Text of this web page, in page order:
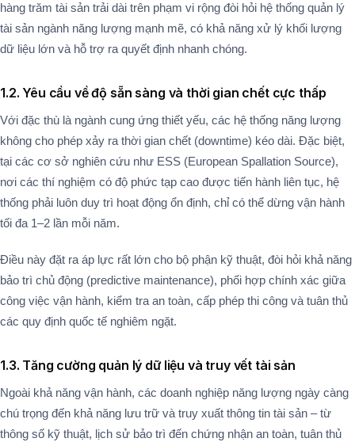
hàng trăm tài sản trải dài trên phạm vi rộng đòi hỏi hệ thống quản lý
tài sản ngành năng lượng mạnh mẽ, có khả năng xử lý khối lượng
dữ liệu lớn và hỗ trợ ra quyết định nhanh chóng.
1.2. Yêu cầu về độ sẵn sàng và thời gian chết cực thấp
Với đặc thù là ngành cung ứng thiết yếu, các hệ thống năng lượng
không cho phép xảy ra thời gian chết (downtime) kéo dài. Đặc biệt,
tại các cơ sở nghiên cứu như ESS (European Spallation Source),
nơi các thí nghiệm có độ phức tạp cao được tiến hành liên tục, hệ
thống phải luôn duy trì hoạt động ổn định, chỉ có thể dừng vận hành
tối đa 1–2 lần mỗi năm​.
Điều này đặt ra áp lực rất lớn cho bộ phận kỹ thuật, đòi hỏi khả năng
bảo trì chủ động (predictive maintenance), phối hợp chính xác giữa
công việc vận hành, kiểm tra an toàn, cấp phép thi công và tuân thủ
các quy định quốc tế nghiêm ngặt.
1.3. Tăng cường quản lý dữ liệu và truy vết tài sản
Ngoài khả năng vận hành, các doanh nghiệp năng lượng ngày càng
chú trọng đến khả năng lưu trữ và truy xuất thông tin tài sản – từ
thông số kỹ thuật, lịch sử bảo trì đến chứng nhận an toàn, tuân thủ